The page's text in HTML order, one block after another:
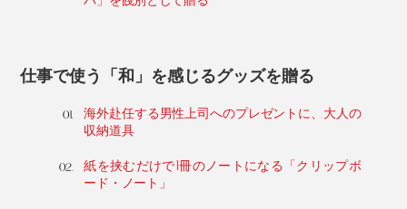
仕事で使う「和」を感じるグッズを贈る
海外赴任する男性上司へのプレゼントに、大人の
収納道具
紙を挟むだけで1冊のノートになる「クリップボ
ード・ノート」